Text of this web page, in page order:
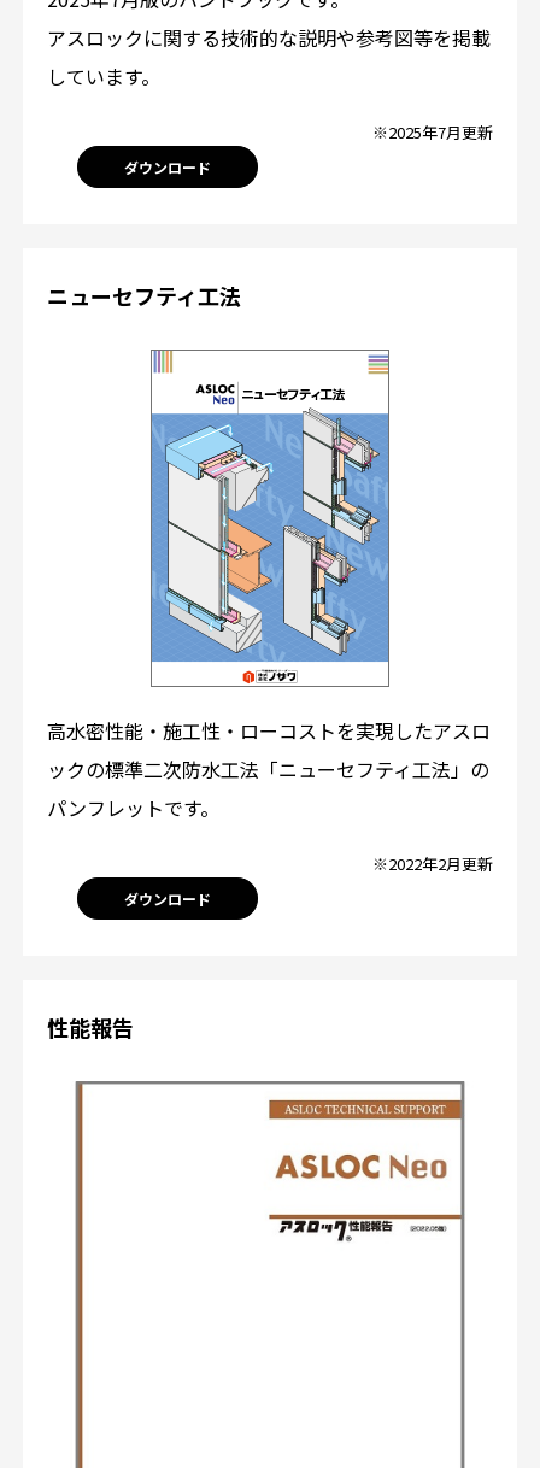
アスロックに関する技術的な説明や参考図等を掲載
しています。
※2025年7月更新
ダウンロード
ニューセフティ工法
高水密性能・施工性・ローコストを実現したアスロ
ックの標準二次防水工法「ニューセフティ工法」の
パンフレットです。
※2022年2月更新
ダウンロード
性能報告